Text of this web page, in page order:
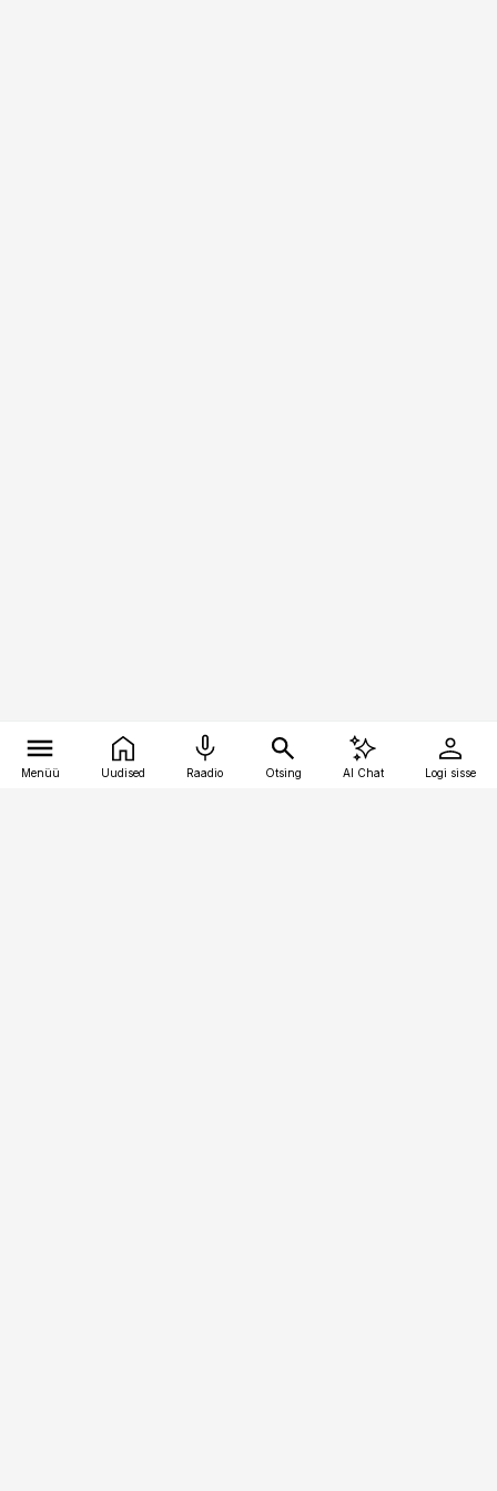
Menüü Uudised Raadio Otsing AI Chat Logi sisse